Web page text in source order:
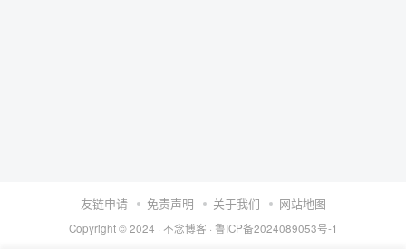
友链申请 免责声明 关于我们 网站地图
Copyright © 2024 · 不念博客 · 鲁ICP备2024089053号-1